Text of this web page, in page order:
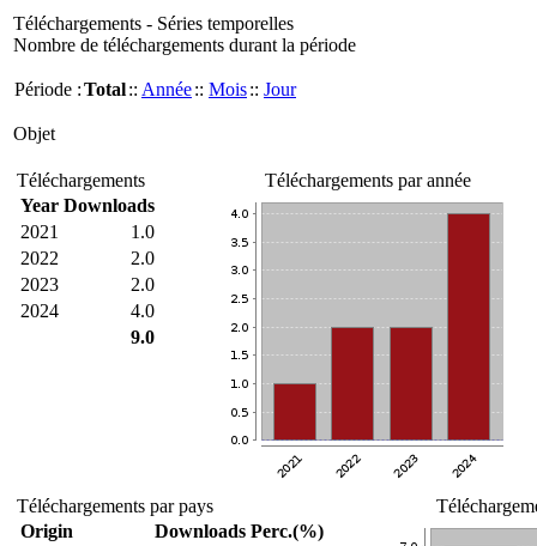
Téléchargements - Séries temporelles
Nombre de téléchargements durant la période
Période :Total:: Année:: Mois:: Jour
Objet
Téléchargements
Year Downloads
2021
1.0
2022
2.0
2023
2.0
2024
4.0
9.0
Téléchargements par année
Téléchargements par pays
Origin
Downloads Perc.(%)